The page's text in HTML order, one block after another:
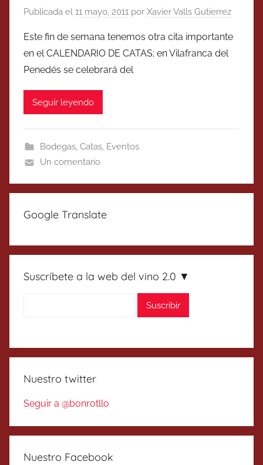
Publicada el 11 mayo, 2011 por Xavier Valls Gutierrez
Este fin de semana tenemos otra cita importante
en el CALENDARIO DE CATAS; en Vilafranca del
Penedés se celebrará del
Seguir leyendo
Bodegas, Catas, Eventos
Un comentario
Google Translate
Suscríbete a la web del vino 2.0 ▼
Nuestro twitter
Seguir a @bonrotllo
Nuestro Facebook